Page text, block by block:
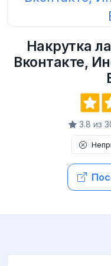
Накрутка
Вконтакте,
3.8 из